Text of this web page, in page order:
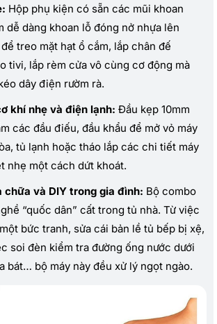
Hộp phụ kiện có sẵn các mũi khoan
dễ dàng khoan lỗ đóng nở nhựa lên
treo mặt hạt ổ cắm, lắp chân đế
tivi, lắp rèm cửa vô cùng cơ động mà
dây điện rườm rà.
khí nhẹ và điện lạnh: Đầu kẹp 10mm
các đầu điếu, đầu khẩu để mở vỏ máy
tủ lạnh hoặc tháo lắp các chi tiết máy
nhẹ một cách dứt khoát.
chữa và DIY trong gia đình: Bộ combo
“quốc dân” cất trong tủ nhà. Từ việc
bức tranh, sửa cái bản lề tủ bếp bị xệ,
soi đèn kiểm tra đường ống nước dưới
bát… bộ máy này đều xử lý ngọt ngào.